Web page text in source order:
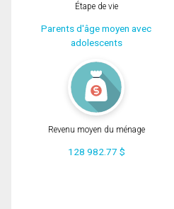
Étape de vie
Parents d'âge moyen avec
adolescents
Revenu moyen du ménage
128 982.77 $